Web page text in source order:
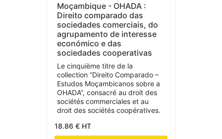
Moçambique - OHADA :
Direito comparado das
sociedades comerciais, do
agrupamento de interesse
económico e das
sociedades cooperativas
Le cinquième titre de la
collection “Direito Comparado –
Estudos Moçambicanos sobre a
OHADA”, consacré au droit des
sociétés commerciales et au
droit des sociétés coopératives.
18.86 € HT